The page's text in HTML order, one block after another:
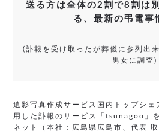
送る方は全体の2割で8割は
る、最新の弔電事
(訃報を受け取ったが葬儀に参列出
男女に調査)
遺影写真作成サービス国内トップシェ
用した訃報のサービス「tsunagoo」
ネット（本社：広島県広島市、代表